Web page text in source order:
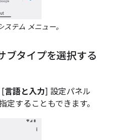
ステム メニュー。
ブタイプを選択する
[言語と入力] 設定パネル
定することもできます。